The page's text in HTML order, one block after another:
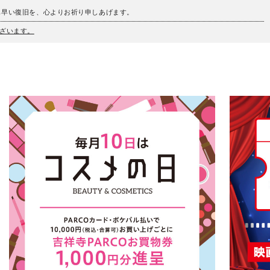
い復旧を、心よりお祈り申しあげます。
います。